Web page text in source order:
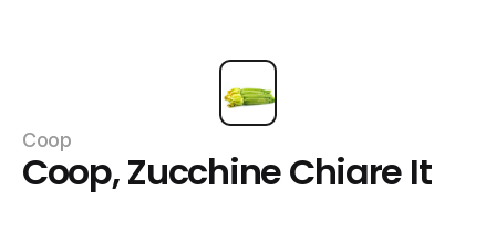
Coop
Coop, Zucchine Chiare It